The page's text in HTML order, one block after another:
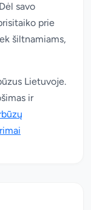
savo
prie
šiltnamiams,
Lietuvoje.
ir